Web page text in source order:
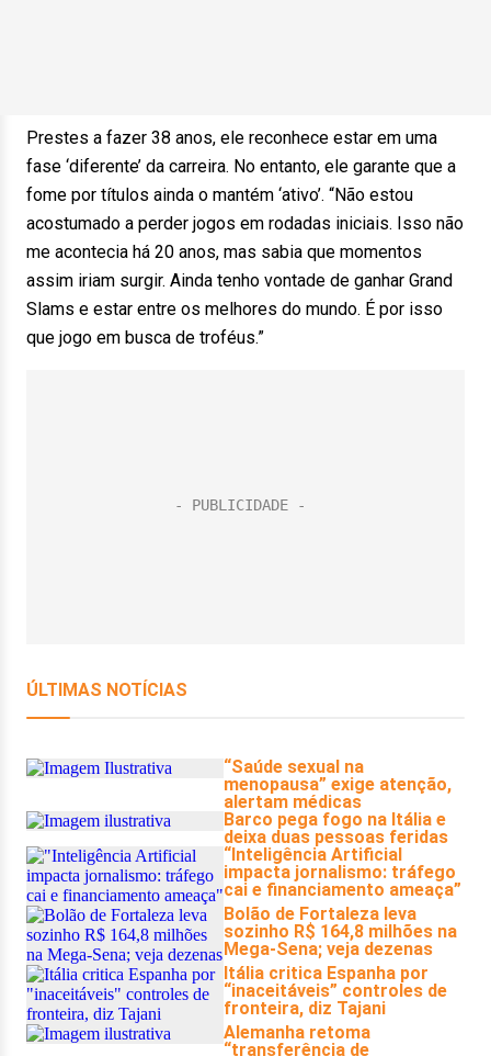
Prestes a fazer 38 anos, ele reconhece estar em uma
fase ‘diferente’ da carreira. No entanto, ele garante que a
fome por títulos ainda o mantém ‘ativo’. “Não estou
acostumado a perder jogos em rodadas iniciais. Isso não
me acontecia há 20 anos, mas sabia que momentos
assim iriam surgir. Ainda tenho vontade de ganhar Grand
Slams e estar entre os melhores do mundo. É por isso
que jogo em busca de troféus.”